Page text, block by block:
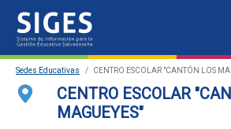
Sistema
de
Sedes Educativas
Sedes Educativas CENTRO ESCOLAR "CANTÓN LOS
CENTRO ESCOLAR
MAGUEYES"